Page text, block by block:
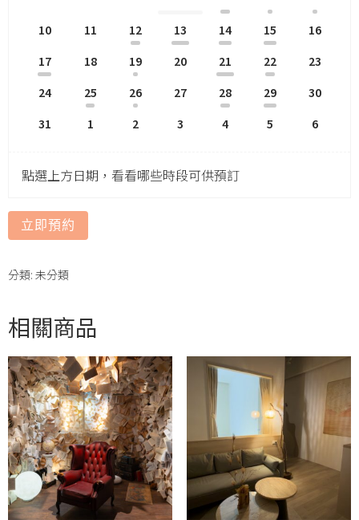
10 11 12 13 14 15
16
17
18 19 20 21 22
23
24
25 26 27 28 29
30
31
1 2 3 4 5 6
點選上方日期，看看哪些時段可供預訂
立即預約
分類: 未分類
相關商品